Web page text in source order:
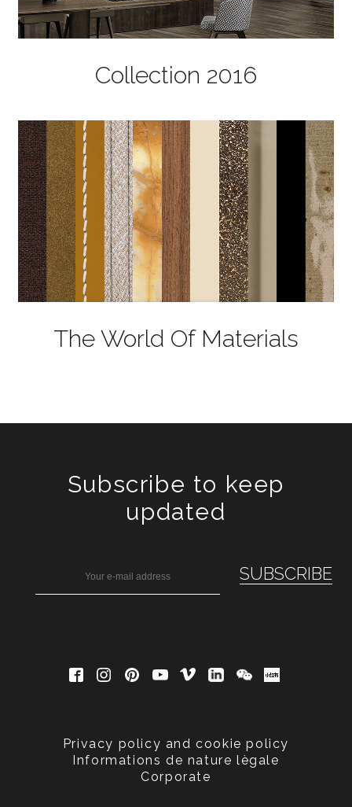
Collection 2016
The World Of Materials
Subscribe to keep
updated
Privacy policy and cookie policy
Informations de nature lègale
Corporate